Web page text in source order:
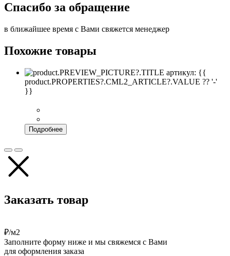
Спасибо за обращение
в ближайшее время с Вами свяжется менеджер
Похожие товары
артикул: {{
product.PROPERTIES?.CML2_ARTICLE?.VALUE ?? '-'
}}
Подробнее
Заказать товар
₽/м2
Заполните форму ниже и мы свяжемся с Вами
для оформления заказа